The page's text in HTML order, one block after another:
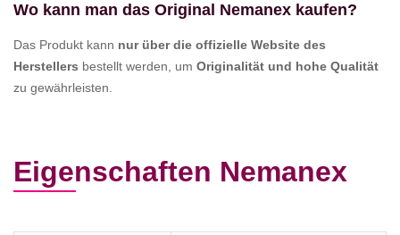
Wo kann man das Original Nemanex kaufen?
Das Produkt kann nur über die offizielle Website des
Herstellers bestellt werden, um Originalität und hohe Qualität
zu gewährleisten.
Eigenschaften Nemanex